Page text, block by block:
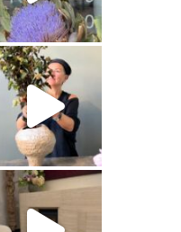
artishokflow
artishokflow